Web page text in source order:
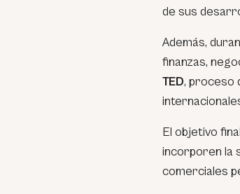
de sus
Además,
finanzas,
TED, proceso
El objetivo
incorporen la
comerciales